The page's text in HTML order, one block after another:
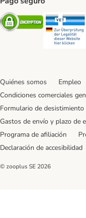
Security
Quiénes somos Empleo
Condiciones comerciales
Formulario de desistimiento
Gastos de envío y plazo de
Programa de afiliación
Declaración de accesibilidad
© zooplus SE 2026